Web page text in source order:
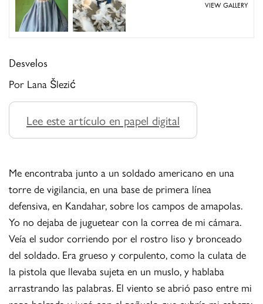
VIEW GALLERY
Desvelos
Por Lana Šlezić
Lee este artículo en papel digital
Me encontraba junto a un soldado americano en una
torre de vigilancia, en una base de primera línea
defensiva, en Kandahar, sobre los campos de amapolas.
Yo no dejaba de juguetear con la correa de mi cámara.
Veía el sudor corriendo por el rostro liso y bronceado
del soldado. Era grueso y corpulento, como la culata de
la pistola que llevaba sujeta en un muslo, y hablaba
arrastrando las palabras. El viento se abrió paso entre mi